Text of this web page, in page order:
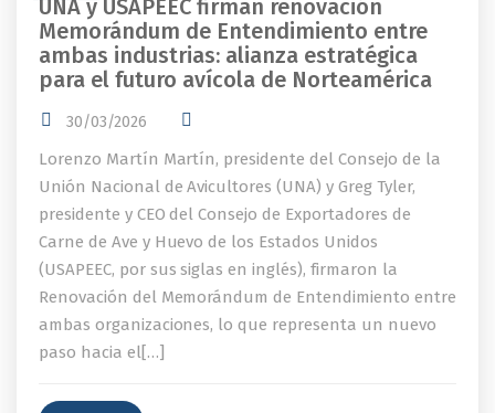
UNA y USAPEEC firman renovación
Memorándum de Entendimiento entre
ambas industrias: alianza estratégica
para el futuro avícola de Norteamérica
30/03/2026
Lorenzo Martín Martín, presidente del Consejo de la
Unión Nacional de Avicultores (UNA) y Greg Tyler,
presidente y CEO del Consejo de Exportadores de
Carne de Ave y Huevo de los Estados Unidos
(USAPEEC, por sus siglas en inglés), firmaron la
Renovación del Memorándum de Entendimiento entre
ambas organizaciones, lo que representa un nuevo
paso hacia el[…]